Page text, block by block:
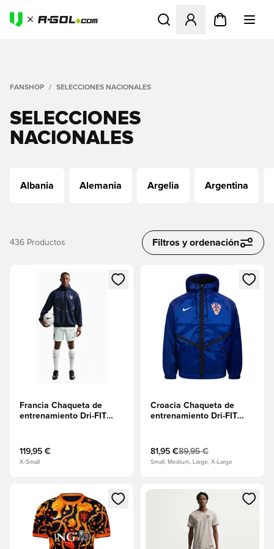
Abre un modal para iniciar
FANSHOP SELECCIONES NACIONALES
SELECCIONES
NACIONALES
Albania Alemania Argelia Argentina
436 Productos Filtros y ordenación
Abre un modal para iniciar sesión o registrarse como
Francia Chaqueta de
entrenamiento Dri-FIT
ennegrecido/Juego
real/Cobre metálico
119,95 €
X-Small
Abre un modal para iniciar
Croacia Chaqueta de
entrenamiento Dri-FIT
profundo/Blanco
81,95 €89,95 €
Small, Medium, Large, X-Large
Abre un modal para iniciar sesión o registrarse como
Abre un modal para iniciar